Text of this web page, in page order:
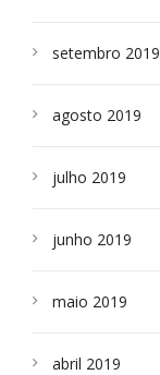
setembro 2019
agosto 2019
julho 2019
junho 2019
maio 2019
abril 2019